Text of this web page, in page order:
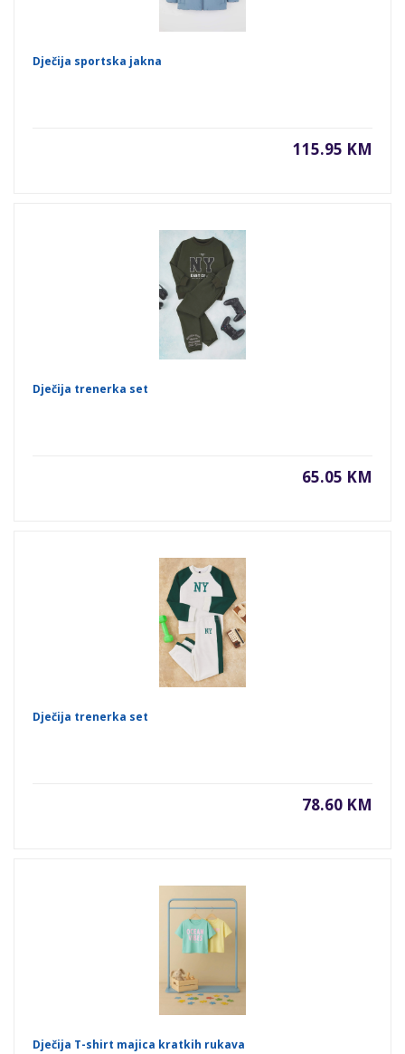
Dječija sportska jakna
115.95 KM
Dječija trenerka set
65.05 KM
Dječija trenerka set
78.60 KM
Dječija T-shirt majica kratkih rukava